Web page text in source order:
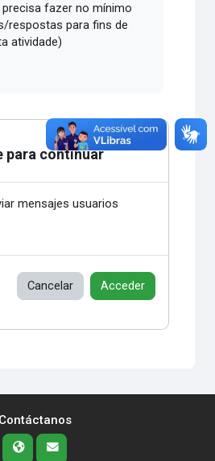
fazer no mínimo
respostas para fins de
atividade)
para continuar
mensajes usuarios
Cancelar Acceder
Contáctanos